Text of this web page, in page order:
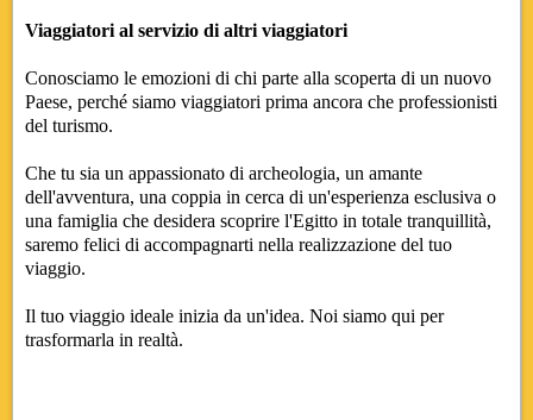
Viaggiatori al servizio di altri viaggiatori
Conosciamo le emozioni di chi parte alla scoperta di un nuovo
Paese, perché siamo viaggiatori prima ancora che professionisti
del turismo.
Che tu sia un appassionato di archeologia, un amante
dell'avventura, una coppia in cerca di un'esperienza esclusiva o
una famiglia che desidera scoprire l'Egitto in totale tranquillità,
saremo felici di accompagnarti nella realizzazione del tuo
viaggio.
Il tuo viaggio ideale inizia da un'idea. Noi siamo qui per
trasformarla in realtà.